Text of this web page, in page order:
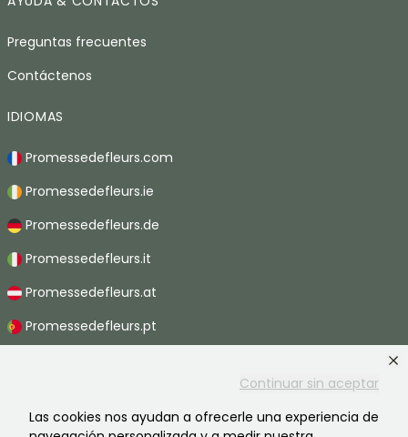
Continuar sin aceptar
Las cookies nos ayudan a ofrecerle una experiencia de
Preguntas frecuentes
Contáctenos
IDIOMAS
Promessedefleurs.com
Promessedefleurs.ie
Promessedefleurs.de
Promessedefleurs.it
Promessedefleurs.at
Promessedefleurs.pt
Promessedefleurs.ch